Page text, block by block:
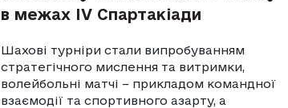
в межах IV Спартакіади
Шахові турніри стали випробуванням
стратегічного мислення та витримки,
волейбольні матчі – прикладом командної
взаємодії та спортивного азарту, а